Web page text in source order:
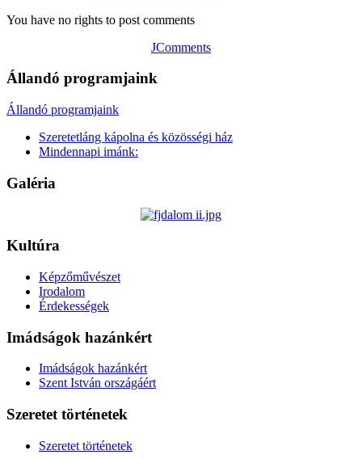
You have no rights to post comments
JComments
Állandó programjaink
Állandó programjaink
Szeretetláng kápolna és közösségi ház
Mindennapi imánk:
Galéria
Kultúra
Képzőművészet
Irodalom
Érdekességek
Imádságok hazánkért
Imádságok hazánkért
Szent István országáért
Szeretet történetek
Szeretet történetek